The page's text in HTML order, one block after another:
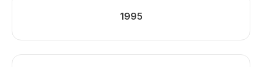
1995